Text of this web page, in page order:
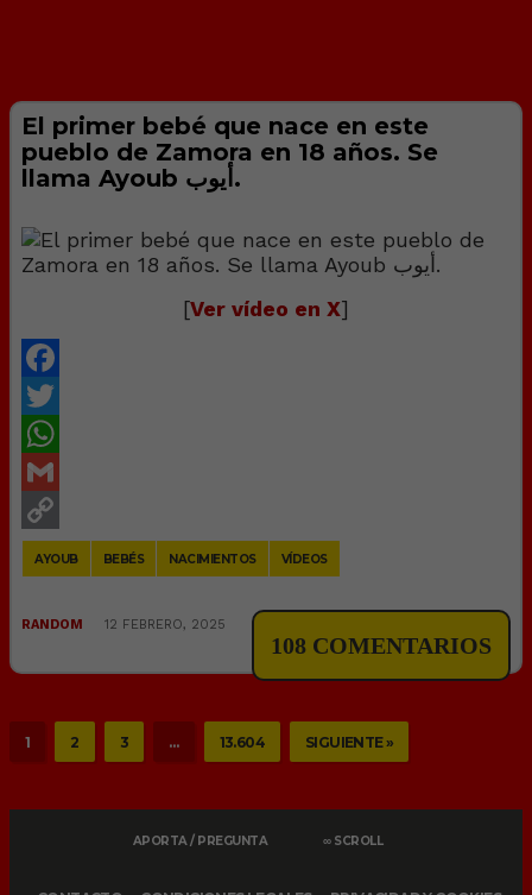
El primer bebé que nace en este
pueblo de Zamora en 18 años. Se
llama Ayoub أيوب.
[Ver vídeo en X]
Facebook
Twitter
WhatsApp
Gmail
Copy
AYOUB BEBÉS NACIMIENTOS VÍDEOS
108 COMENTARIOS
RANDOM 12 FEBRERO, 2025
1 2 3 … 13.604 SIGUIENTE »
APORTA / PREGUNTA ∞ SCROLL